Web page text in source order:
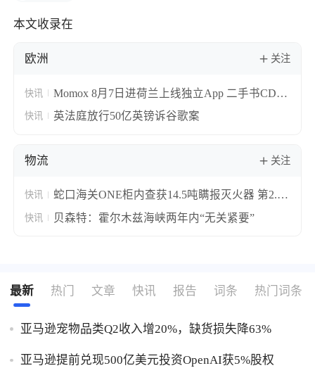
本文收录在
欧洲 关注
快讯
Momox 8月7日进荷兰上线独立App 二手书CD扫
码估价免费寄回
快讯 英法庭放行50亿英镑诉谷歌案
物流 关注
快讯
蛇口海关ONE柜内查获14.5吨瞒报灭火器 第2.2
类危货伪装“音响”出口
快讯 贝森特：霍尔木兹海峡两年内“无关紧要”
最新 热门 文章 快讯 报告 词条 热门词条
亚马逊宠物品类Q2收入增20%，缺货损失降63%
亚马逊提前兑现500亿美元投资OpenAI获5%股权